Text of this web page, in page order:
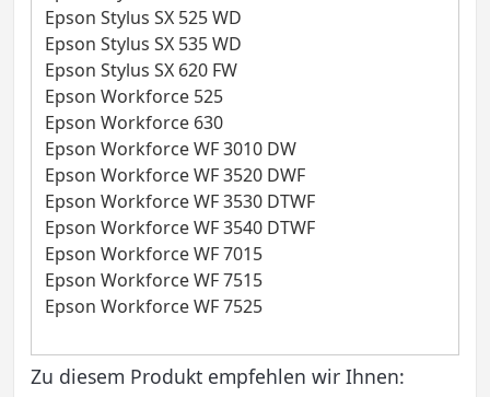
Epson Stylus SX 525 WD
Epson Stylus SX 535 WD
Epson Stylus SX 620 FW
Epson Workforce 525
Epson Workforce 630
Epson Workforce WF 3010 DW
Epson Workforce WF 3520 DWF
Epson Workforce WF 3530 DTWF
Epson Workforce WF 3540 DTWF
Epson Workforce WF 7015
Epson Workforce WF 7515
Epson Workforce WF 7525
Zu diesem Produkt empfehlen wir Ihnen: